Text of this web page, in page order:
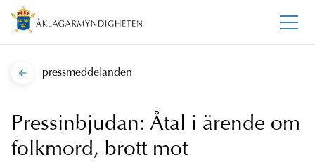
pressmeddelanden
Pressinbjudan: Åtal i ärende om
folkmord, brott mot